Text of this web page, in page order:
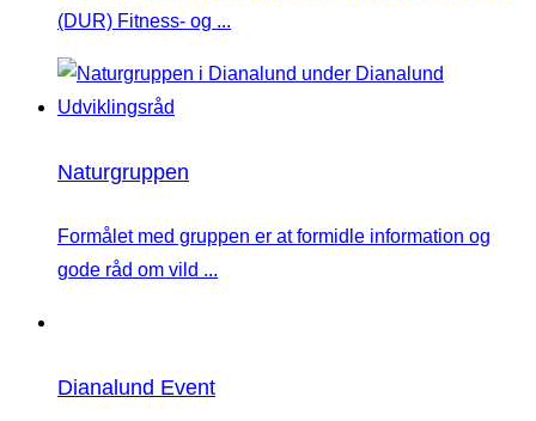
(DUR) Fitness- og ...
Naturgruppen
Formålet med gruppen er at formidle information og
gode råd om vild ...
Dianalund Event